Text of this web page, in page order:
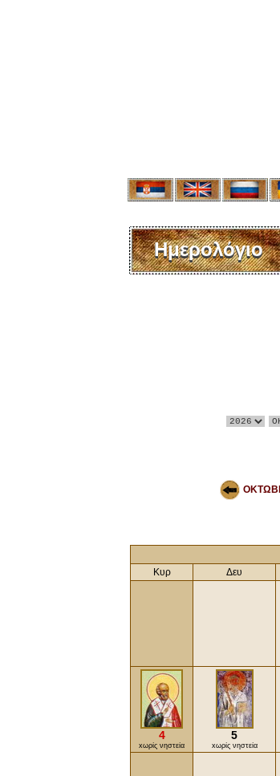
Ημερολόγιο
Κυρ Δευ
4
xωρίς νηστεία
5
xωρίς νηστεία